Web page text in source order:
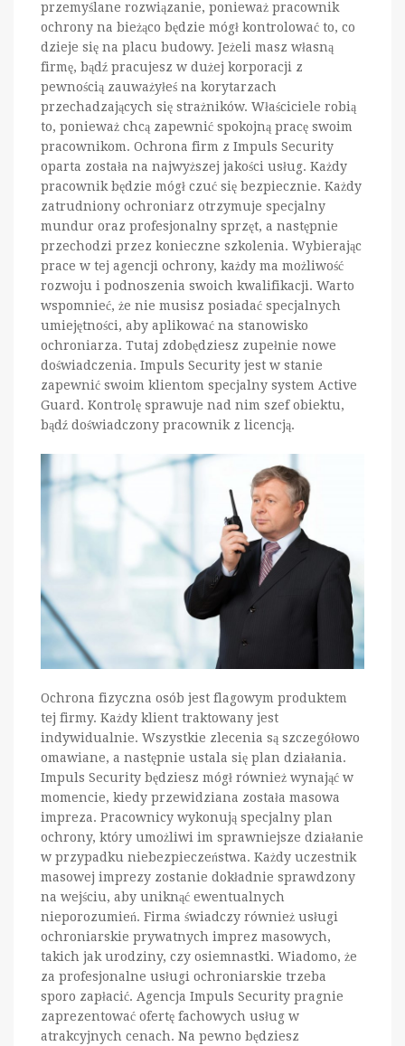
przemyślane rozwiązanie, ponieważ pracownik
ochrony na bieżąco będzie mógł kontrolować to, co
dzieje się na placu budowy. Jeżeli masz własną
firmę, bądź pracujesz w dużej korporacji z
pewnością zauważyłeś na korytarzach
przechadzających się strażników. Właściciele robią
to, ponieważ chcą zapewnić spokojną pracę swoim
pracownikom. Ochrona firm z Impuls Security
oparta została na najwyższej jakości usług. Każdy
pracownik będzie mógł czuć się bezpiecznie. Każdy
zatrudniony ochroniarz otrzymuje specjalny
mundur oraz profesjonalny sprzęt, a następnie
przechodzi przez konieczne szkolenia. Wybierając
prace w tej agencji ochrony, każdy ma możliwość
rozwoju i podnoszenia swoich kwalifikacji. Warto
wspomnieć, że nie musisz posiadać specjalnych
umiejętności, aby aplikować na stanowisko
ochroniarza. Tutaj zdobędziesz zupełnie nowe
doświadczenia. Impuls Security jest w stanie
zapewnić swoim klientom specjalny system Active
Guard. Kontrolę sprawuje nad nim szef obiektu,
bądź doświadczony pracownik z licencją.
Ochrona fizyczna osób jest flagowym produktem
tej firmy. Każdy klient traktowany jest
indywidualnie. Wszystkie zlecenia są szczegółowo
omawiane, a następnie ustala się plan działania.
Impuls Security będziesz mógł również wynająć w
momencie, kiedy przewidziana została masowa
impreza. Pracownicy wykonują specjalny plan
ochrony, który umożliwi im sprawniejsze działanie
w przypadku niebezpieczeństwa. Każdy uczestnik
masowej imprezy zostanie dokładnie sprawdzony
na wejściu, aby uniknąć ewentualnych
nieporozumień. Firma świadczy również usługi
ochroniarskie prywatnych imprez masowych,
takich jak urodziny, czy osiemnastki. Wiadomo, że
za profesjonalne usługi ochroniarskie trzeba
sporo zapłacić. Agencja Impuls Security pragnie
zaprezentować ofertę fachowych usług w
atrakcyjnych cenach. Na pewno będziesz